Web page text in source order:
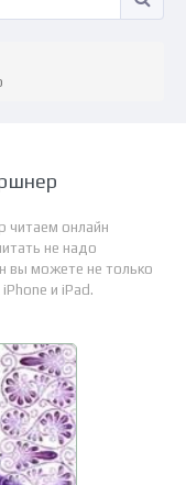
читаем онлайн
не надо
вы можете не только
и iPad.